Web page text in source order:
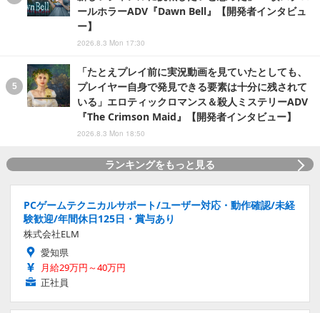
ールホラーADV『Dawn Bell』【開発者インタビュ
ー】
2026.8.3 Mon 17:30
「たとえプレイ前に実況動画を見ていたとしても、
プレイヤー自身で発見できる要素は十分に残されて
いる」エロティックロマンス＆殺人ミステリーADV
『The Crimson Maid』【開発者インタビュー】
2026.8.3 Mon 18:50
ランキングをもっと見る
PCゲームテクニカルサポート/ユーザー対応・動作確認/未経
験歓迎/年間休日125日・賞与あり
株式会社ELM
愛知県
月給29万円～40万円
正社員